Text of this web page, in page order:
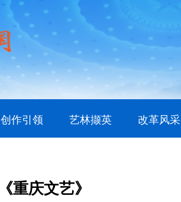
创作引领 艺林撷英 改革风采
《重庆文艺》